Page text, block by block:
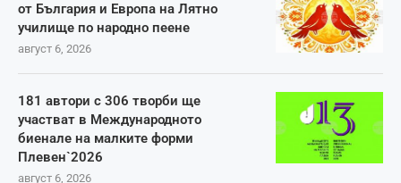
от България и Европа на Лятно
училище по народно пеене
август 6, 2026
181 автори с 306 творби ще
участват в Международното
биенале на малките форми
Плевен`2026
август 6, 2026